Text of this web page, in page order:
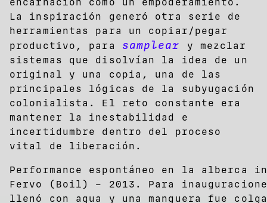
La inspiración generó otra serie de
herramientas para un copiar/pegar
productivo, para samplear
y mezclar
sistemas que disolvían la idea de un
original y una copia, una de las
principales lógicas de la subyugación
colonialista. El reto constante era
mantener la inestabilidad e
incertidumbre dentro del proceso
vital de liberación.
Performance espontáneo en la alberca
Fervo (Boil) – 2013. Para
llenó con agua y una manguera fue